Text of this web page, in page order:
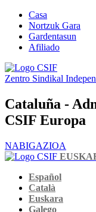
Casa
Nortzuk Gara
Gardentasun
Afiliado
Zentro Sindikal
Cataluña -
CSIF Europa
NABIGAZIOA
Español
Català
Euskara
Galego